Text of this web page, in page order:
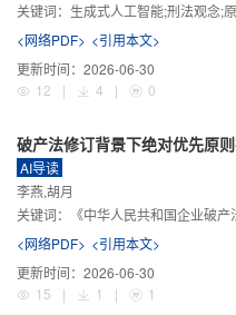
关键词： 生成式人工智能;刑法观念;
<网络PDF> <引用本文>
更新时间： 2026-06-30
12
| 4 | 0
破产法修订背景下绝对优先原
AI导读
李燕,胡月
关键词：
《中华人民共和国企业破产法（修订草案
<网络PDF> <引用本文>
更新时间： 2026-06-30
15
| 1 | 1